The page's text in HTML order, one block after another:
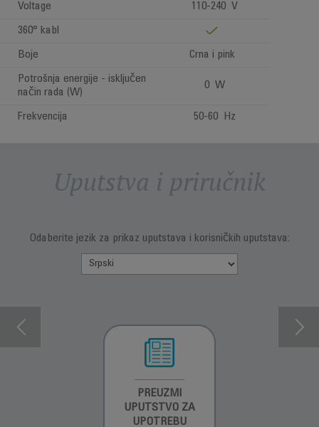
Voltage 110-240 V
360° kabl
Boje Crna i pink
Potrošnja energije - isključen
način rada (W)
0 W
Frekvencija 50-60 Hz
Uputstva i priručnik
Odaberite jezik za prikaz uputstava i korisničkih uputstava:
PREUZMI
UPUTSTVO ZA
UPOTREBU